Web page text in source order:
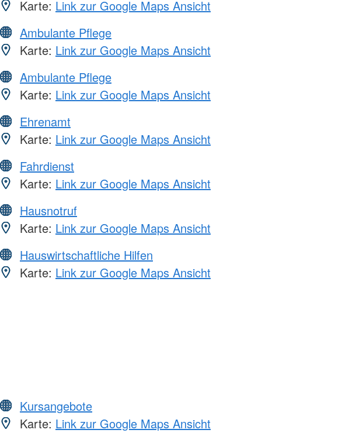
Karte: Link zur Google Maps Ansicht
Ambulante Pflege
Karte: Link zur Google Maps Ansicht
Ambulante Pflege
Karte: Link zur Google Maps Ansicht
Ehrenamt
Karte: Link zur Google Maps Ansicht
Fahrdienst
Karte: Link zur Google Maps Ansicht
Hausnotruf
Karte: Link zur Google Maps Ansicht
Hauswirtschaftliche Hilfen
Karte: Link zur Google Maps Ansicht
Kursangebote
Karte: Link zur Google Maps Ansicht